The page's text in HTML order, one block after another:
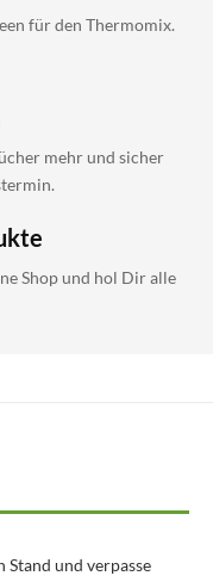
für den Thermomix.
mehr und sicher
Shop und hol Dir alle
Stand und verpasse